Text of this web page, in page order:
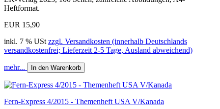
Heftformat.
EUR 15,90
inkl. 7 % USt zzgl. Versandkosten (innerhalb Deutschlands
versandkostenfrei; Lieferzeit 2-5 Tage, Ausland abweichend)
mehr... In den Warenkorb
Fern-Express 4/2015 - Themenheft USA V/Kanada